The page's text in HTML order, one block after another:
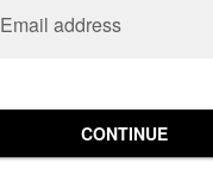
Email address
CONTINUE